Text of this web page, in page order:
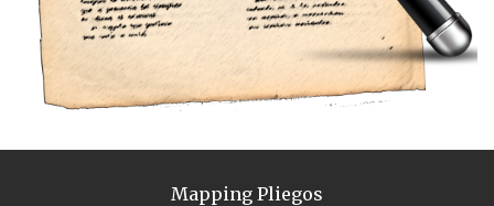
Mapping Pliegos